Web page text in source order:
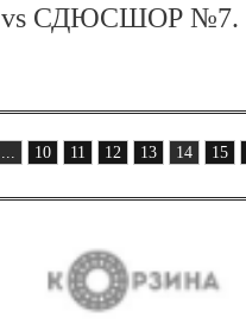
vs СДЮСШОР №7.
... 10 11 12 13 14 15